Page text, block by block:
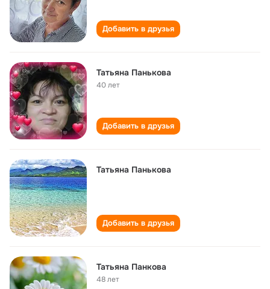
Добавить в друзья
Татьяна Панькова
40 лет
Добавить в друзья
Татьяна Панькова
Добавить в друзья
Татьяна Панкова
48 лет